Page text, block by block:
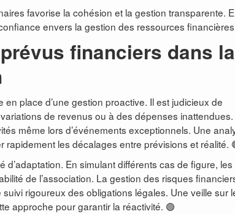
favorise la cohésion et la gestion transparente.
envers la gestion des ressources
financiers dans la
place d’une gestion proactive. Il est judicieux de
de revenus ou à des dépenses inattendues.
même lors d’événements exceptionnels. Une
les décalages entre prévisions et réalité.
d’adaptation. En simulant différents cas de figure, les
de l’association. La gestion des risques
rigoureux des obligations légales. Une veille sur
approche pour garantir la réactivité. 🟢